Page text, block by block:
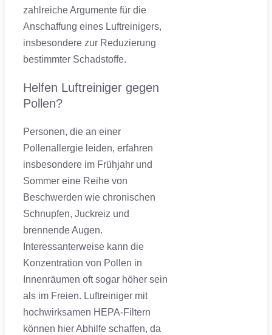
zahlreiche Argumente für die
Anschaffung eines Luftreinigers,
insbesondere zur Reduzierung
bestimmter Schadstoffe.
Helfen Luftreiniger gegen
Pollen?
Personen, die an einer
Pollenallergie leiden, erfahren
insbesondere im Frühjahr und
Sommer eine Reihe von
Beschwerden wie chronischen
Schnupfen, Juckreiz und
brennende Augen.
Interessanterweise kann die
Konzentration von Pollen in
Innenräumen oft sogar höher sein
als im Freien. Luftreiniger mit
hochwirksamen HEPA-Filtern
können hier Abhilfe schaffen, da